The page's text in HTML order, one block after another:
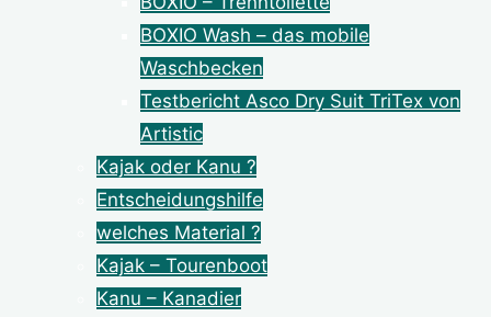
BOXIO Wash – das mobile
Waschbecken
Testbericht Asco Dry Suit TriTex von
Artistic
Kajak oder Kanu ?
Entscheidungshilfe
welches Material ?
Kajak – Tourenboot
Kanu – Kanadier